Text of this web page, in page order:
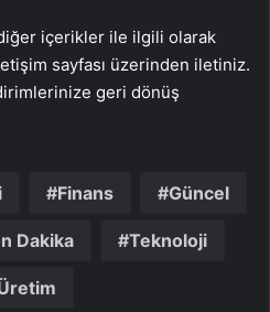
içerikler ile ilgili olarak
sayfası üzerinden iletiniz.
geri dönüş
Finans Güncel
Dakika Teknoloji